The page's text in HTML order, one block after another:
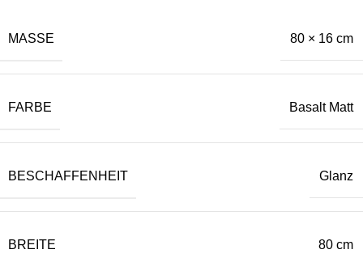
MASSE 80 × 16 cm
FARBE Basalt Matt
BESCHAFFENHEIT Glanz
BREITE 80 cm